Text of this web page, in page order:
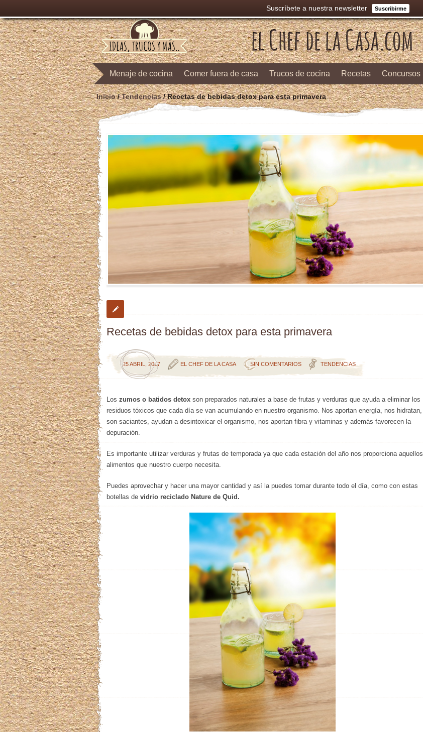
Suscríbete a nuestra newsletter Suscribirme
Menaje de cocina Comer fuera de casa Trucos de cocina Recetas Concursos
Inicio/Tendencias/Recetas de bebidas detox para esta primavera
Recetas de bebidas detox para esta primavera
25 ABRIL, 2017 EL CHEF DE LA CASA SIN COMENTARIOS TENDENCIAS
Los zumos o batidos detox son preparados naturales a base de frutas y verduras que ayuda a eliminar los
residuos tóxicos que cada día se van acumulando en nuestro organismo. Nos aportan energía, nos hidratan,
son saciantes, ayudan a desintoxicar el organismo, nos aportan fibra y vitaminas y además favorecen la
depuración.
Es importante utilizar verduras y frutas de temporada ya que cada estación del año nos proporciona aquellos
alimentos que nuestro cuerpo necesita.
Puedes aprovechar y hacer una mayor cantidad y así la puedes tomar durante todo el día, como con estas
botellas de vidrio reciclado Nature de Quid.